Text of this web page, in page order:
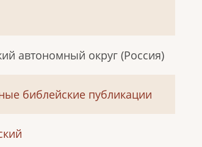
автономный округ (Россия)
библейские публикации